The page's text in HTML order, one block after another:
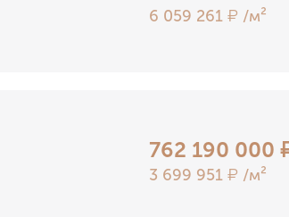
6 059 261 ₽ /м²
762 190 000
3 699 951 ₽ /м²